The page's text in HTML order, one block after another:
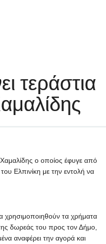
τεράστια
Χαμαλίδης ο οποίος έφυγε από
Ελπινίκη με την εντολή να
χρησιμοποιηθούν τα χρήματα
δωρεάς του προς τον Δήμο,
αναφέρει την αγορά και